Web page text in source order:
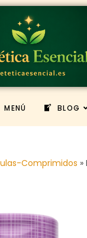
MENÚ BLOG
Comprimidos »